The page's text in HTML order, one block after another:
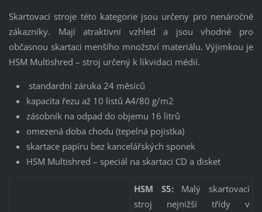
Skartovací stroje této kategorie jsou určeny pro nenáročné
zákazníky. Mají atraktivní vzhled a jsou vhodné pro
občasnou skartaci menšího množství materiálu. Výjimkou je
HSM Multishred – stroj určený k likvidaci médií.
standardní záruka 24 měsíců
kapacita řezu až 10 listů A4/80 g/m2
zásobník na odpad do objemu 16 litrů
omezená doba chodu (tepelná pojistka)
skartace papíru bez kancelářských sponek
HSM Multishred – speciál na skartaci CD a disket
HSM S5: Malý skartovací
stroj nejnižší třídy v